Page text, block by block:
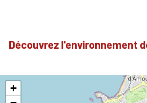
Découvrez l'environnement
+